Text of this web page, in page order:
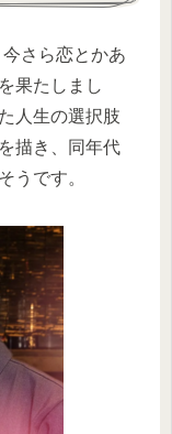
さら恋とかあ
果たしまし
人生の選択肢
描き、同年代
うです。